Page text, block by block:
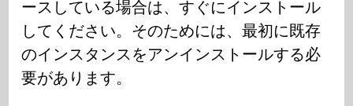
ースしている場合は、すぐにインストール
してください。そのためには、最初に既存
のインスタンスをアンインストールする必
要があります。